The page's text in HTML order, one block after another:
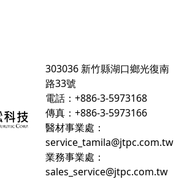
303036 新竹縣湖口鄉光復南
路33號
電話：+886-3-5973168
傳真：+886-3-5973166
醫材事業處：
service_tamila@jtpc.com.tw
業務事業處：
sales_service@jtpc.com.tw